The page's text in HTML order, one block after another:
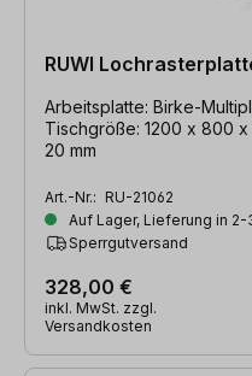
RUWI
Arbeitsplatte: Birke-
Tischgröße: 1200 x 800
20 mm
Art.-Nr.: RU-21062
Auf Lager, Lieferung in 2-
Sperrgutversand
328,00 €
inkl. MwSt. zzgl.
Versandkosten